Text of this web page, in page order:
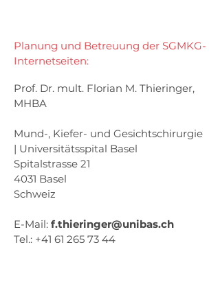
Planung und Betreuung der SGMKG-
Internetseiten:
Prof. Dr. mult. Florian M. Thieringer,
MHBA
Mund-, Kiefer- und Gesichtschirurgie
| Universitätsspital Basel
Spitalstrasse 21
4031 Basel
Schweiz
E-Mail: f.thieringer@unibas.ch
Tel.: +41 61 265 73 44